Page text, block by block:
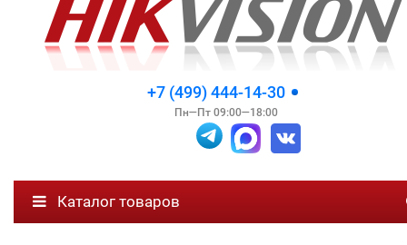
+7 (499) 444-14-30
Пн—Пт 09:00—18:00
Каталог товаров